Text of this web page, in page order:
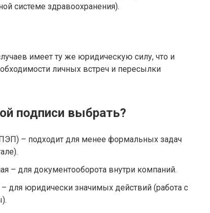
системе здравоохранения).
имеет ту же юридическую силу, что и
личных встреч и пересылки
подписи выбрать?
– подходит для менее формальных задач
– для документооборота внутри компаний.
для юридически значимых действий (работа с